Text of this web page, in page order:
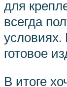
для
всегда
условиях.
готовое
В итоге